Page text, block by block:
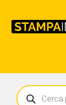
Outlet
Ricerca
prodotti